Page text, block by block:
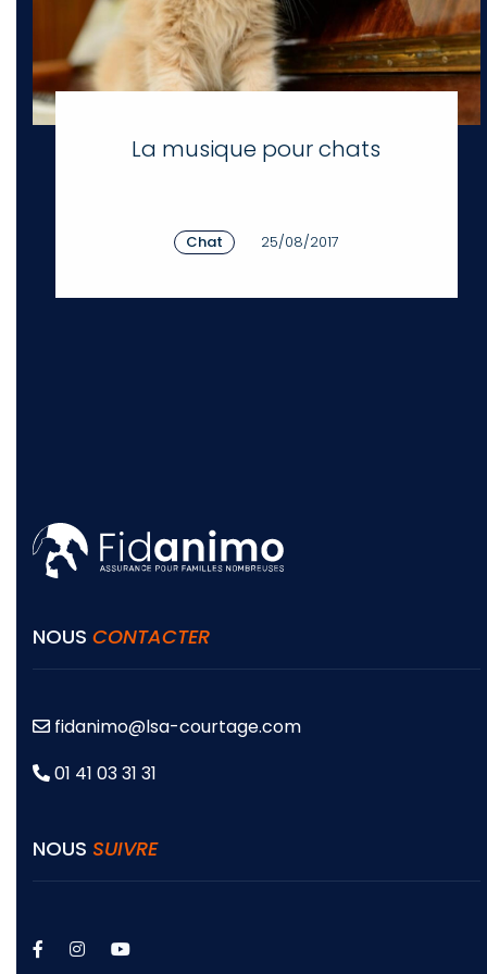
La musique pour chats
Chat 25/08/2017
NOUS CONTACTER
fidanimo@lsa-courtage.com
01 41 03 31 31
NOUS SUIVRE
facebookinstagramyoutube